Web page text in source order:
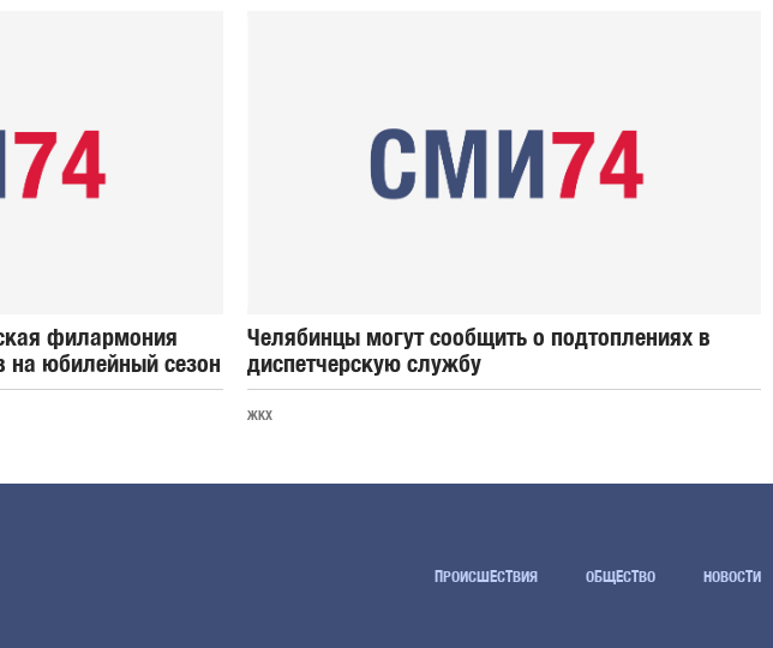
филармония
на юбилейный сезон
Челябинцы могут сообщить о подтоплениях в
диспетчерскую службу
ЖКХ
ПРОИСШЕСТВИЯ ОБЩЕСТВО НОВОСТИ